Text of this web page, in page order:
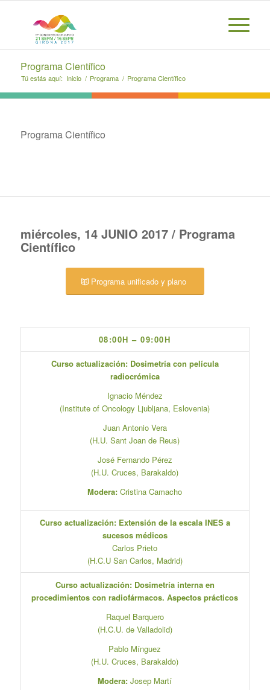
Programa Científico
Tú estás aquí: Inicio / Programa / Programa Científico
Programa Científico
miércoles, 14 JUNIO 2017 / Programa
Científico
Programa unificado y plano
08:00H – 09:00H
Curso actualización: Dosimetría con película
radiocrómica
Ignacio Méndez
(Institute of Oncology Ljubljana, Eslovenia)
Juan Antonio Vera
(H.U. Sant Joan de Reus)
José Fernando Pérez
(H.U. Cruces, Barakaldo)
Modera: Cristina Camacho
Curso actualización: Extensión de la escala INES a
sucesos médicos
Carlos Prieto
(H.C.U San Carlos, Madrid)
Curso actualización: Dosimetría interna en
procedimientos con radiofármacos. Aspectos prácticos
Raquel Barquero
(H.C.U. de Valladolid)
Pablo Mínguez
(H.U. Cruces, Barakaldo)
Modera: Josep Martí